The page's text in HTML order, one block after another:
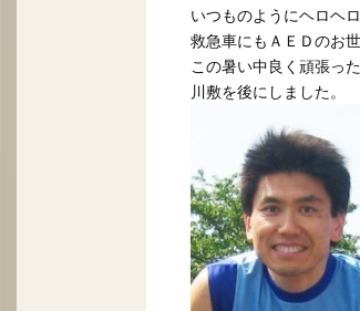
いつものようにヘロヘ
救急車にもＡＥＤのお
この暑い中良く頑張っ
川敷を後にしました。